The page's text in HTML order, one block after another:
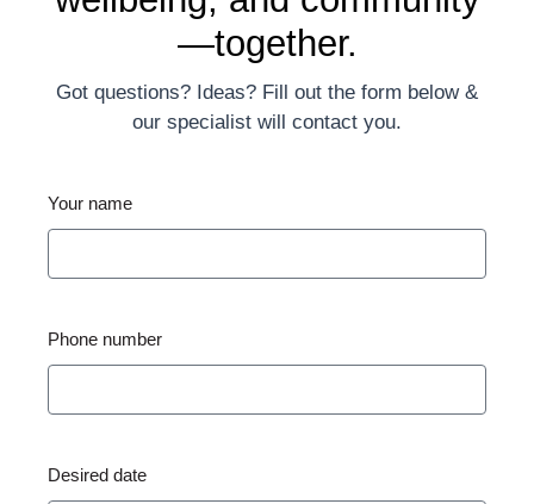
—together.
Got questions? Ideas? Fill out the form below &
our specialist will contact you.
Your name
Phone number
Desired date